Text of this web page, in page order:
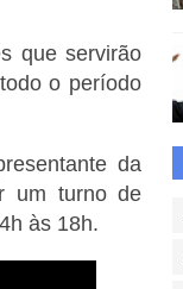
que servirão
o período
da
um turno de
às 18h.